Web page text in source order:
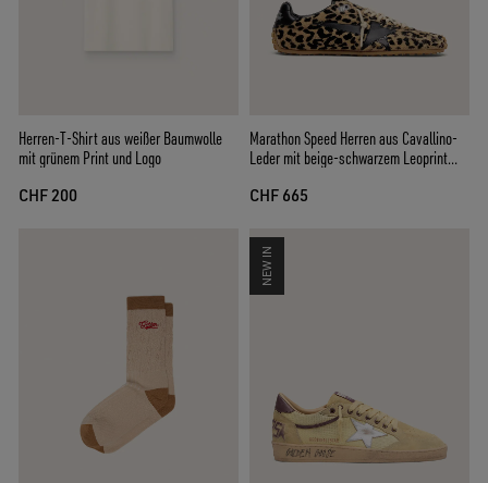
Herren-T-Shirt aus weißer Baumwolle
mit grünem Print und Logo
CHF 200
Marathon Speed Herren aus Cavallino-
Leder mit beige-schwarzem Leoprint
CHF 665
NEW IN